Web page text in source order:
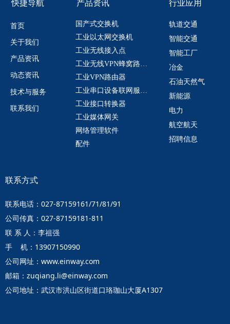
国产式交换机
工业以太网交换机
工业无线接入点
工业无线VPN蜂窝路由器
工业VPN路由器
工业串口设备联网服务器
工业接口转换器
工业媒体网关
网络管理软件
配件
产品资讯
首页
关于我们
产品资讯
动态资讯
技术与服务
联系我们
快捷导航 行业应用
轨道交通
智能交通
智能工厂
冶金
石油天然气
新能源
电力
航空航天
招聘信息
联系电话：027-87159161/71/81/91
公司传真：027-87159181-811
联 系 人：李祖强
手 机：13907150990
公司网址：www.einway.com
邮箱：zuqiang.li@einway.com
公司地址：武汉市洪山区街道口珞珈山大厦A1307
联系方式